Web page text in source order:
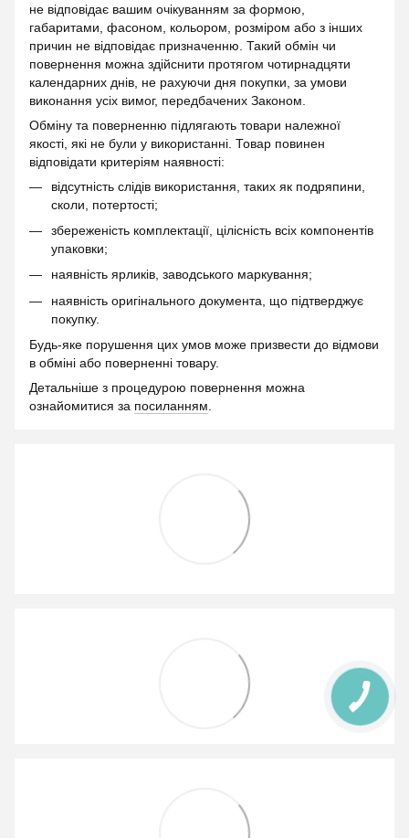
не відповідає вашим очікуванням за формою,
габаритами, фасоном, кольором, розміром або з інших
причин не відповідає призначенню. Такий обмін чи
повернення можна здійснити протягом чотирнадцяти
календарних днів, не рахуючи дня покупки, за умови
виконання усіх вимог, передбачених Законом.
Обміну та поверненню підлягають товари належної
якості, які не були у використанні. Товар повинен
відповідати критеріям наявності:
відсутність слідів використання, таких як подряпини,
сколи, потертості;
збереженість комплектації, цілісність всіх компонентів
упаковки;
наявність ярликів, заводського маркування;
наявність оригінального документа, що підтверджує
покупку.
Будь-яке порушення цих умов може призвести до відмови
в обміні або поверненні товару.
Детальніше з процедурою повернення можна
ознайомитися за посиланням.